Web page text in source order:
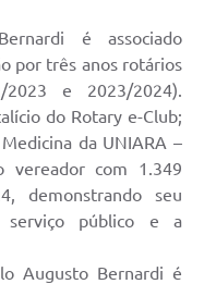
é associado
por três anos rotários
2023 e 2023/2024).
do Rotary e-Club;
da UNIARA –
vereador com 1.349
demonstrando seu
serviço público e a
Augusto Bernardi é